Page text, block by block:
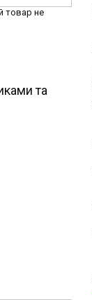
товар не
та